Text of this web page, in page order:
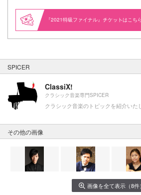
『2021特級ファイナル』 はこち
SPICER
ClassiX!
クラシック音楽専門SPICER
クラシック音楽のトピックを紹介いた
その他の画像
画像を全て表示（8件）